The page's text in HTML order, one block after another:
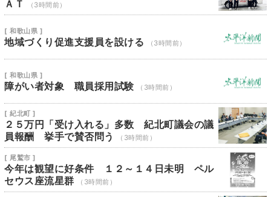
ＡＴ
（3時間前）
[ 和歌山県 ]
地域づくり促進支援員を設ける （3時間前）
[ 和歌山県 ]
障がい者対象 職員採用試験 （3時間前）
[ 紀北町 ]
２５万円「受け入れる」多数 紀北町議会の議
員報酬 挙手で賛否問う
（3時間前）
[ 尾鷲市 ]
今年は観望に好条件 １２～１４日未明 ペル
セウス座流星群
（3時間前）